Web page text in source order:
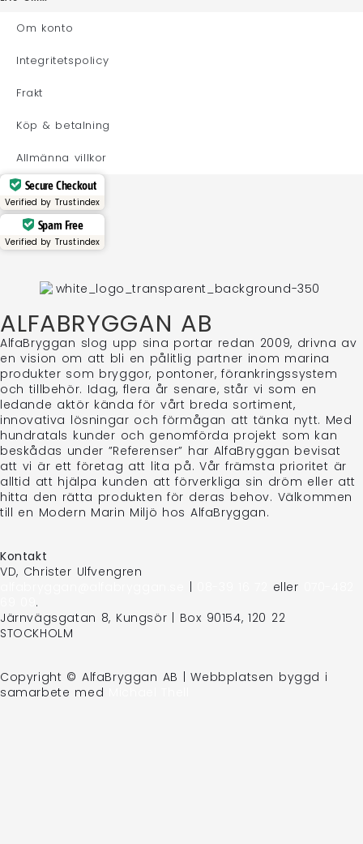
Om konto
Integritetspolicy
Frakt
Köp & betalning
Allmänna villkor
Secure Checkout
Verified by Trustindex
Spam Free
Verified by Trustindex
ALFABRYGGAN AB
AlfaBryggan slog upp sina portar redan 2009, drivna av
en vision om att bli en pålitlig partner inom marina
produkter som bryggor, pontoner, förankringssystem
och tillbehör. Idag, flera år senare, står vi som en
ledande aktör kända för vårt breda sortiment,
innovativa lösningar och förmågan att tänka nytt. Med
hundratals kunder och genomförda projekt som kan
beskådas under ”Referenser” har AlfaBryggan bevisat
att vi är ett företag att lita på. Vår främsta prioritet är
alltid att hjälpa kunden att förverkliga sin dröm eller att
hitta den rätta produkten för deras behov. Välkommen
till en Modern Marin Miljö hos AlfaBryggan.
Kontakt
VD, Christer Ulfvengren
| eller
.
Järnvägsgatan 8, Kungsör | Box 90154, 120 22
STOCKHOLM
Copyright © AlfaBryggan AB | Webbplatsen byggd i
samarbete med